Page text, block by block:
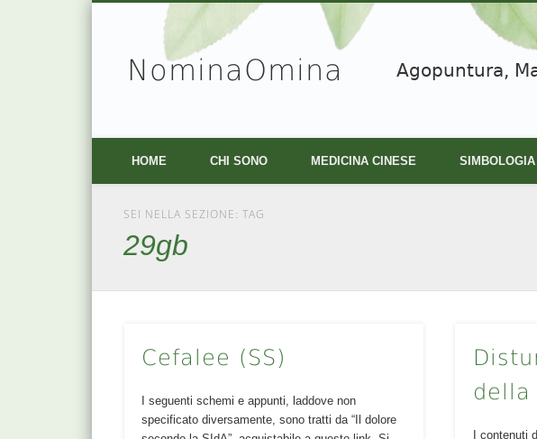
NominaOmina Agopuntura,
Vimeo
HOME CHI SONO MEDICINA CINESE SIMBOLOGIA
SEI NELLA SEZIONE: TAG
29gb
Cefalee (SS)
I seguenti schemi e appunti, laddove non
specificato diversamente, sono tratti da “Il dolore
della
I contenuti